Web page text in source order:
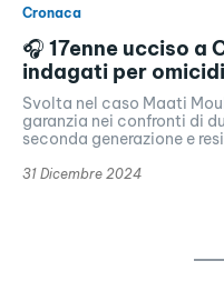
Cronaca
🎧 17enne ucciso a
indagati per
Svolta nel caso Maati
garanzia nei confronti di
seconda generazione e
31 Dicembre 2024